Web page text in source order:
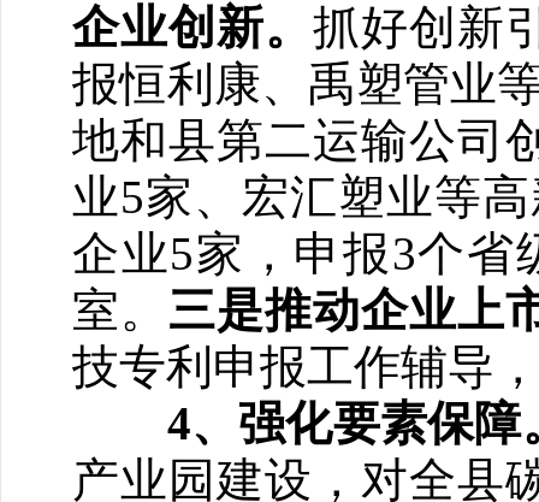
企业创新。抓好创新
报恒利康、禹塑管业
地和县第二运输公司
业5家、宏汇塑业等
企业5家，申报3个省
室。 三是推动企业上
技专利申报工作辅导
4、强化要素保障
产业园建设，对全县